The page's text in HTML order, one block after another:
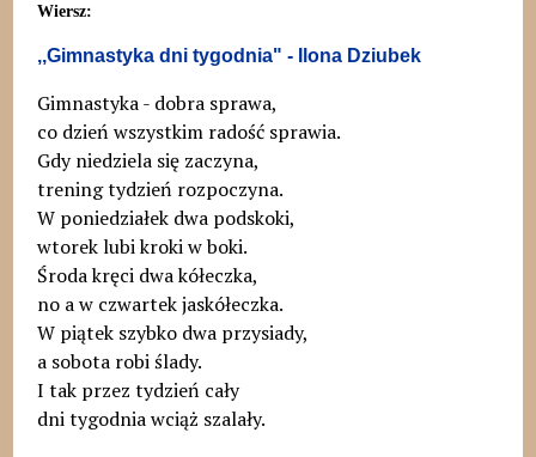
Wiersz:
,,Gimnastyka dni tygodnia" - Ilona Dziubek
Gimnastyka - dobra sprawa,
co dzień wszystkim radość sprawia.
Gdy niedziela się zaczyna,
trening tydzień rozpoczyna.
W poniedziałek dwa podskoki,
wtorek lubi kroki w boki.
Środa kręci dwa kółeczka,
no a w czwartek jaskółeczka.
W piątek szybko dwa przysiady,
a sobota robi ślady.
I tak przez tydzień cały
dni tygodnia wciąż szalały.